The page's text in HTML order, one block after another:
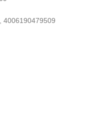
4006190479509